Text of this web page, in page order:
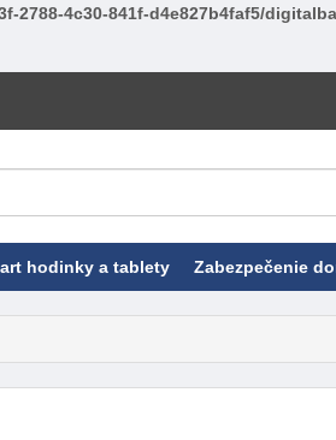
2788-4c30-841f-d4e827b4faf5/
hodinky a tablety Zabezpečenie